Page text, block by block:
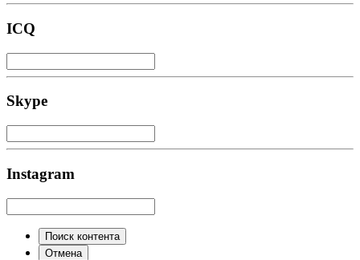
ICQ
Skype
Instagram
Поиск контента
Отмена